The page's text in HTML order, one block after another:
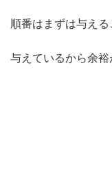
順番はまずは与える
与えているから余裕